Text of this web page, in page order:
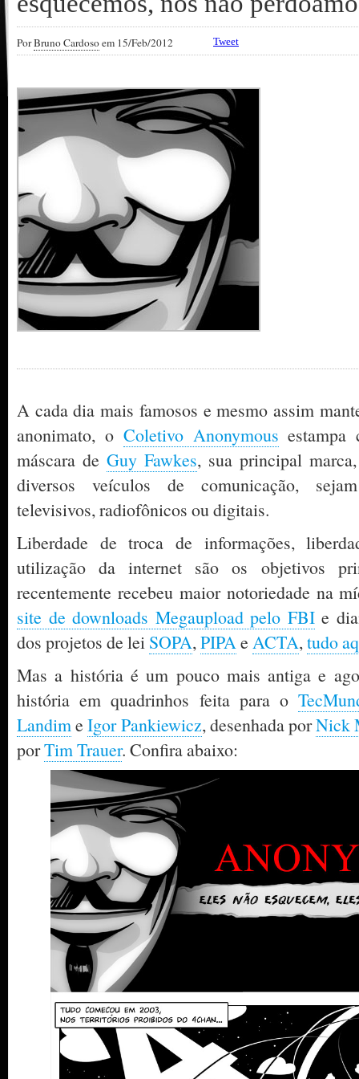
PorBruno Cardosoem 15/Feb/2012 Tweet
A cada dia mais famosos e mesmo assim
anonimato, o Coletivo Anonymous estampa
máscara de Guy Fawkes, sua principal
diversos veículos de comunicação,
televisivos, radiofônicos ou digitais.
Liberdade de troca de informações,
utilização da internet são os objetivos
recentemente recebeu maior notoriedade na
site de downloads Megaupload pelo FBIe
dos projetos de lei SOPA,PIPAe ACTA,tudo
Mas a história é um pouco mais antiga e
história em quadrinhos feita para o
LandimeIgor Pankiewicz, desenhada porNick
porTim Trauer. Confira abaixo: